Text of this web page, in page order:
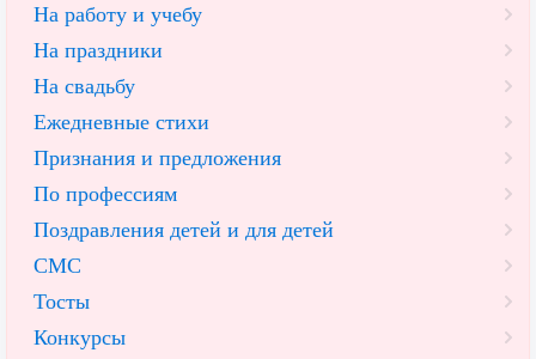
На работу и учебу
На праздники
На свадьбу
Ежедневные стихи
Признания и предложения
По профессиям
Поздравления детей и для детей
СМС
Тосты
Конкурсы